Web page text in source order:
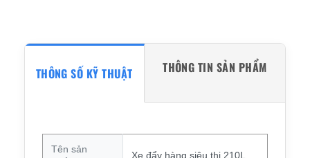
THÔNG SỐ KỸ THUẬT THÔNG TIN SẢN PHẨM
Tên sản
Xe đẩy hàng siêu thị 210L